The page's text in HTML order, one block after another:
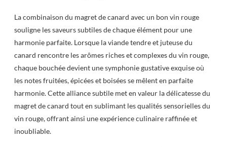
La combinaison du magret de canard avec un bon vin rouge
souligne les saveurs subtiles de chaque élément pour une
harmonie parfaite. Lorsque la viande tendre et juteuse du
canard rencontre les arômes riches et complexes du vin rouge,
chaque bouchée devient une symphonie gustative exquise où
les notes fruitées, épicées et boisées se mêlent en parfaite
harmonie. Cette alliance subtile met en valeur la délicatesse du
magret de canard tout en sublimant les qualités sensorielles du
vin rouge, offrant ainsi une expérience culinaire raffinée et
inoubliable.